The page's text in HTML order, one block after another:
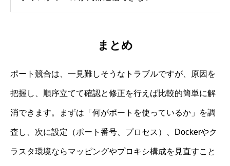
まとめ
ポート競合は、一見難しそうなトラブルですが、原因を
把握し、順序立てて確認と修正を行えば比較的簡単に解
消できます。まずは「何がポートを使っているか」を調
査し、次に設定（ポート番号、プロセス）、Dockerやク
ラスタ環境ならマッピングやプロキシ構成を見直すこと